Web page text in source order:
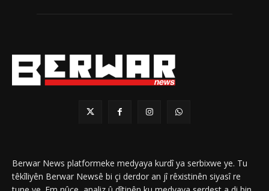
Berwar News platformeke medyaya kurdî ya serbixwe ye. Tu
têkîliyên Berwar Newsê bi çi derdor an jî rêxistinên siyasî re